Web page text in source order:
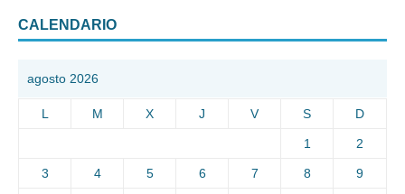
CALENDARIO
agosto 2026
L M X J V S D
1 2
3 4 5 6 7 8 9